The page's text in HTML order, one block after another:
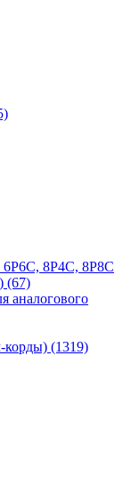
8P4C, 8P8C
(67)
аналогового
корды) (1319)